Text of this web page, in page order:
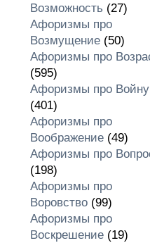
Возможность (27)
Афоризмы про
Возмущение(50)
Афоризмы про
(595)
Афоризмы про Войну
(401)
Афоризмы про
Воображение(49)
Афоризмы про
(198)
Афоризмы про
Воровство(99)
Афоризмы про
Воскрешение(19)